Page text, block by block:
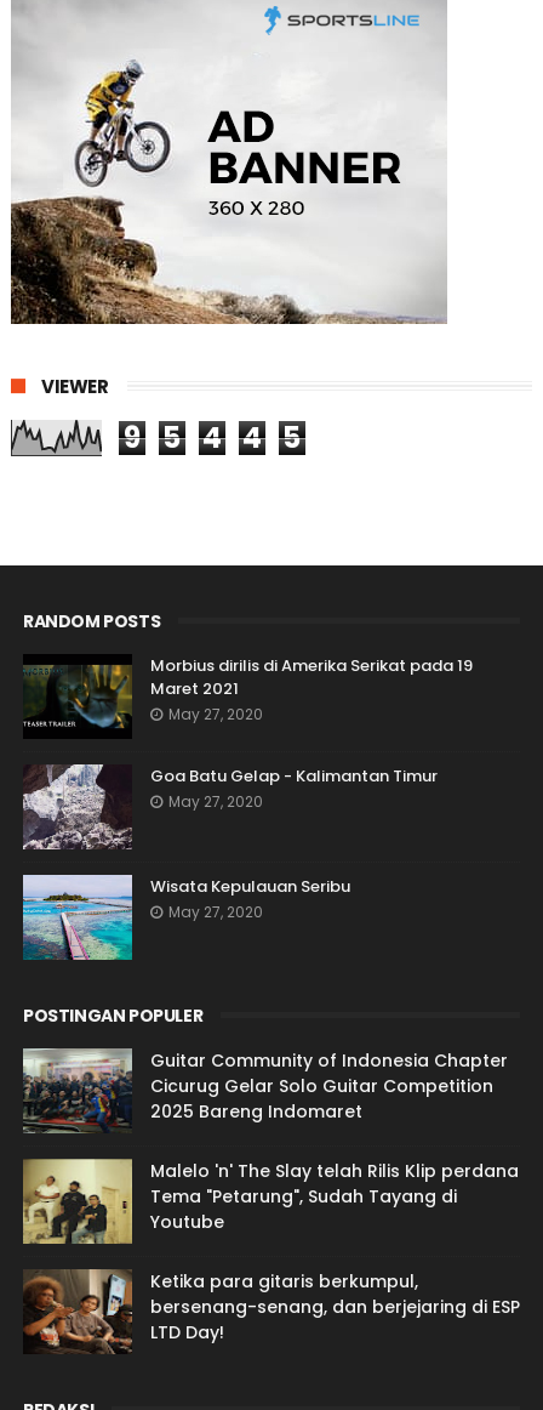
VIEWER
9 5 4 4 5
RANDOM POSTS
Morbius dirilis di Amerika Serikat pada 19
Maret 2021
May 27, 2020
Goa Batu Gelap - Kalimantan Timur
May 27, 2020
Wisata Kepulauan Seribu
May 27, 2020
POSTINGAN POPULER
Guitar Community of Indonesia Chapter
Cicurug Gelar Solo Guitar Competition
2025 Bareng Indomaret
Malelo 'n' The Slay telah Rilis Klip perdana
Tema "Petarung", Sudah Tayang di
Youtube
Ketika para gitaris berkumpul,
bersenang-senang, dan berjejaring di ESP
LTD Day!